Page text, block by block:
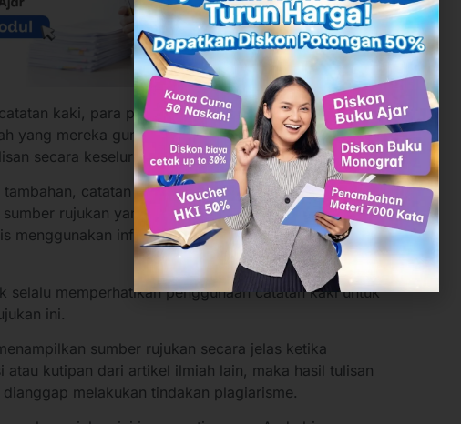
kaki, para penulis bisa lebih leluasa dalam
yang mereka gunakan tanpa perlu khawatir
secara keseluruhan.
tambahan, catatan kaki biasanya juga digunakan penulis
rujukan yang digunakan. Hal ini biasanya
menggunakan informasi atau mengutip tulisan dari artikel
selalu memperhatikan penggunaan catatan kaki untuk
ini.
sumber rujukan secara jelas ketika
atau kutipan dari artikel ilmiah lain, maka hasil tulisan
melakukan tindakan plagiarisme.